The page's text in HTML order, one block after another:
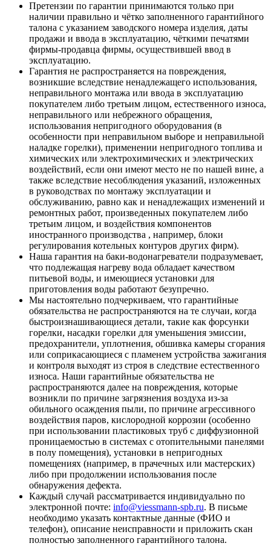
Претензии по гарантии принимаются только при
наличии правильно и чётко заполненного гарантийного
талона с указанием заводского номера изделия, даты
продажи и ввода в эксплуатацию, чёткими печатями
фирмы-продавца фирмы, осуществившей ввод в
эксплуатацию.
Гарантия не распространяется на повреждения,
возникшие вследствие ненадлежащего использования,
неправильного монтажа или ввода в эксплуатацию
покупателем либо третьим лицом, естественного износа,
неправильного или небрежного обращения,
использования непригодного оборудования (в
особенности при неправильном выборе и неправильной
наладке горелки), применении непригодного топлива и
химических или электрохимических и электрических
воздействий, если они имеют место не по нашей вине, а
также вследствие несоблюдения указаний, изложенных
в руководствах по монтажу эксплуатации и
обслуживанию, равно как и ненадлежащих изменений и
ремонтных работ, произведенных покупателем либо
третьим лицом, и воздействия компонентов
иностранного производства , например, блоки
регулирования котельных контуров других фирм).
Наша гарантия на баки-водонагреватели подразумевает,
что подлежащая нагреву вода обладает качеством
питьевой воды, и имеющиеся установки для
приготовления воды работают безупречно.
Мы настоятельно подчеркиваем, что гарантийные
обязательства не распространяются на те случаи, когда
быстроизнашивающиеся детали, такие как форсунки
горелки, насадки горелки для уменьшения эмиссии,
предохранители, уплотнения, обшивка камеры сгорания
или соприкасающиеся с пламенем устройства зажигания
и контроля выходят из строя в следствие естественного
износа. Наши гарантийные обязательства не
распространяются далее на повреждения, которые
возникли по причине загрязнения воздуха из-за
обильного осаждения пыли, по причине агрессивного
воздействия паров, кислородной коррозии (особенно
при использовании пластиковых труб с диффузионной
проницаемостью в системах с отопительными панелями
в полу помещения), установки в непригодных
помещениях (например, в прачечных или мастерских)
либо при продолжении использования после
обнаружения дефекта.
Каждый случай рассматривается индивидуально по
электронной почте: info@viessmann-spb.ru. В письме
необходимо указать контактные данные (ФИО и
телефон), описание неисправности и приложить скан
полностью заполненного гарантийного талона.